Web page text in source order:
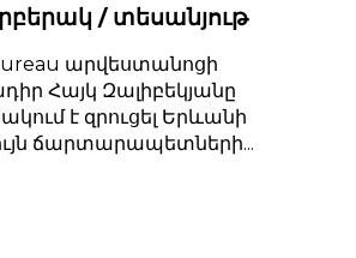
/ տեսանյութ
արվեստանոցի
Հայկ Զալիբեկյանը
է զրուցել Երևանի
ճարտարապետների...